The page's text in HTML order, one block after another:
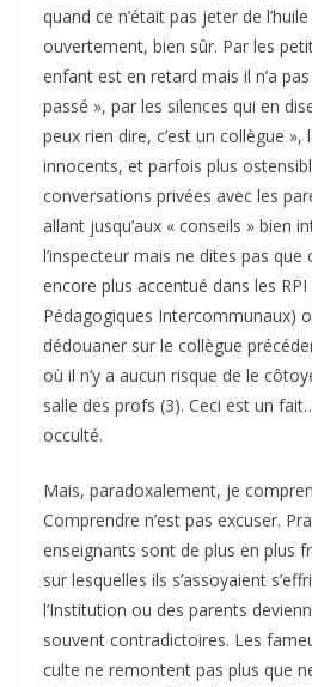
quand ce n’était pas jeter de
ouvertement, bien sûr. Par les
enfant est en retard mais il n’a
passé », par les silences qui en
peux rien dire, c’est un collègue
innocents, et parfois plus
conversations privées avec les
allant jusqu’aux « conseils » bien
l’inspecteur mais ne dites pas que
encore plus accentué dans les
Pédagogiques Intercommunaux)
dédouaner sur le collègue
où il n’y a aucun risque de le
salle des profs (3). Ceci est un
occulté.
Mais, paradoxalement, je
Comprendre n’est pas excuser.
enseignants sont de plus en plus
sur lesquelles ils s’assoyaient
l’Institution ou des parents
souvent contradictoires. Les
culte ne remontent pas plus que